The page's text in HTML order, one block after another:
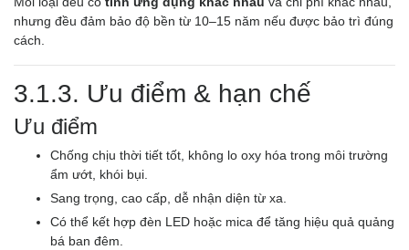
nhưng đều đảm bảo độ bền từ 10–15 năm nếu được bảo trì đúng
cách.
3.1.3. Ưu điểm & hạn chế
Ưu điểm
Chống chịu thời tiết tốt, không lo oxy hóa trong môi trường
ẩm ướt, khói bụi.
Sang trọng, cao cấp, dễ nhận diện từ xa.
Có thể kết hợp đèn LED hoặc mica để tăng hiệu quả quảng
bá ban đêm.